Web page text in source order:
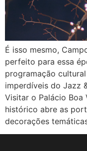
É isso mesmo,
perfeito para essa
programação
imperdíveis do Jazz
Visitar o Palácio Boa
histórico abre as
decorações